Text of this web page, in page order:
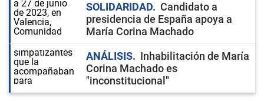
SOLIDARIDAD
Candidato a
presidencia de España apoya a
María Corina Machado
ANÁLISIS
Inhabilitación de María
Corina Machado es
"inconstitucional"